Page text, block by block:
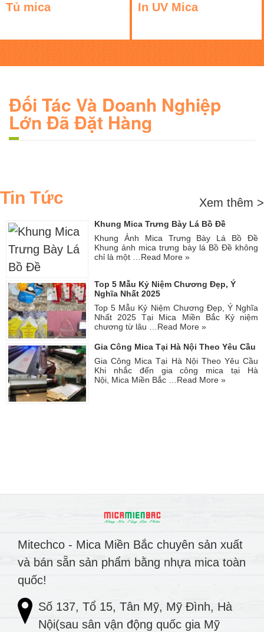
Tủ mica In UV Mica
Đối Tác Và Doanh Nghiệp
Lớn Đã Đặt Hàng
Tin Tức Xem thêm >
Khung Mica Trưng Bày Lá Bồ Đề
Khung Ảnh Mica Trưng Bày Lá Bồ Đề
Khung ảnh mica trưng bày lá Bồ Đề không
chỉ là một … Read More »
Top 5 Mẫu Kỷ Niệm Chương Đẹp, Ý
Nghĩa Nhất 2025
Top 5 Mẫu Kỷ Niệm Chương Đẹp, Ý Nghĩa
Nhất 2025 Tại Mica Miền Bắc Kỷ niệm
chương từ lâu … Read More »
Gia Công Mica Tại Hà Nội Theo Yêu Cầu
Gia Công Mica Tại Hà Nội Theo Yêu Cầu
Khi nhắc đến gia công mica tại Hà
Nội, Mica Miền Bắc …Read More »
Mitechco - Mica Miền Bắc chuyên sản xuất
và bán sẵn sản phẩm bằng nhựa mica toàn
quốc!
Số 137, Tổ 15, Tân Mỹ, Mỹ Đình, Hà
Nội(sau sân vận động quốc gia Mỹ